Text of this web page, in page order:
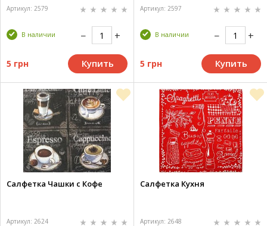
Артикул: 2579
В наличии
5 грн Купить
Артикул: 2597
В наличии
5 грн Купить
Салфетка Чашки с Кофе
Артикул: 2624
Салфетка Кухня
Артикул: 2648